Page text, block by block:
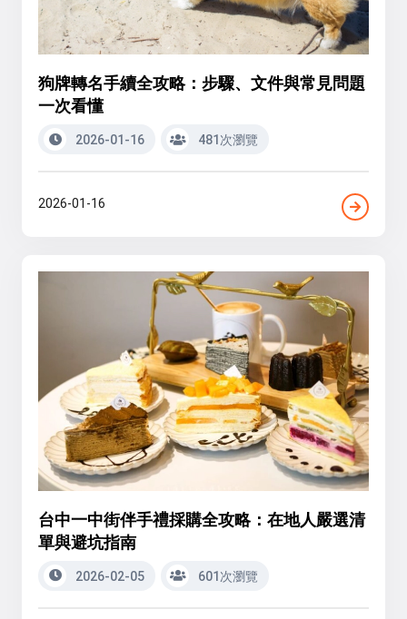
狗牌轉名手續全攻略：步驟、文件與常見問題
一次看懂
2026-01-16 481次瀏覽
2026-01-16
台中一中街伴手禮採購全攻略：在地人嚴選清
單與避坑指南
2026-02-05 601次瀏覽